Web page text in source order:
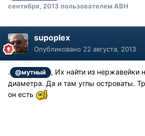
сентября, 2013 пользователем АВН
supoplex
Опубликовано 22 августа, 2013
. @мутный
, Их найти из нержавейки
диаметра. Да и там углы островаты.
он есть